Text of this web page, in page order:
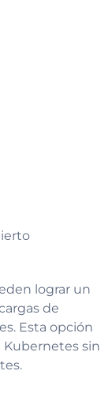
lograr un
de
Esta opción
sin